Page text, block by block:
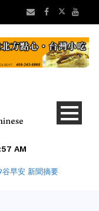
AM
早安 新聞摘要